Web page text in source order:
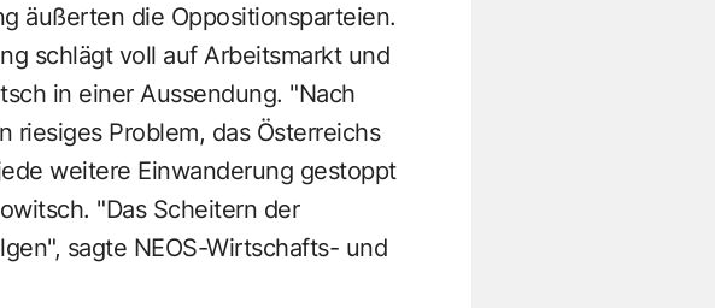
äußerten die Oppositionsparteien.
schlägt voll auf Arbeitsmarkt und
in einer Aussendung. "Nach
Problem, das Österreichs
weitere Einwanderung gestoppt
"Das Scheitern der
sagte NEOS-Wirtschafts- und